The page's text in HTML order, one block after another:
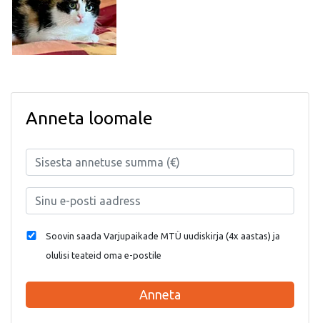
Anneta loomale
Soovin saada Varjupaikade MTÜ uudiskirja (4x aastas) ja
olulisi teateid oma e-postile
Anneta